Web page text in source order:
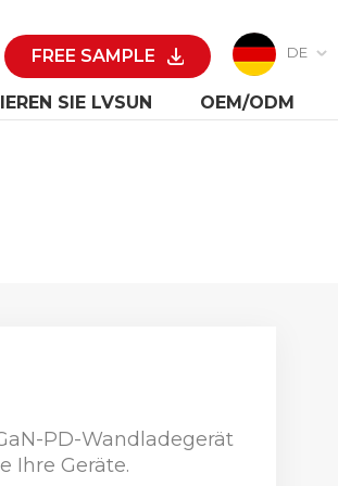
DE
FREE SAMPLE
SIE LVSUN OEM/ODM
PD-Wandladegerät
Ihre Geräte.